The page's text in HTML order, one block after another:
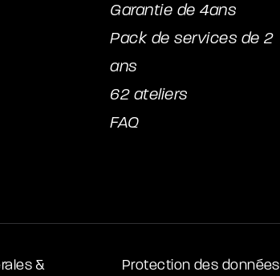
Garantie de 4ans
Pack de services de 2
ans
62 ateliers
FAQ
& Protection des données